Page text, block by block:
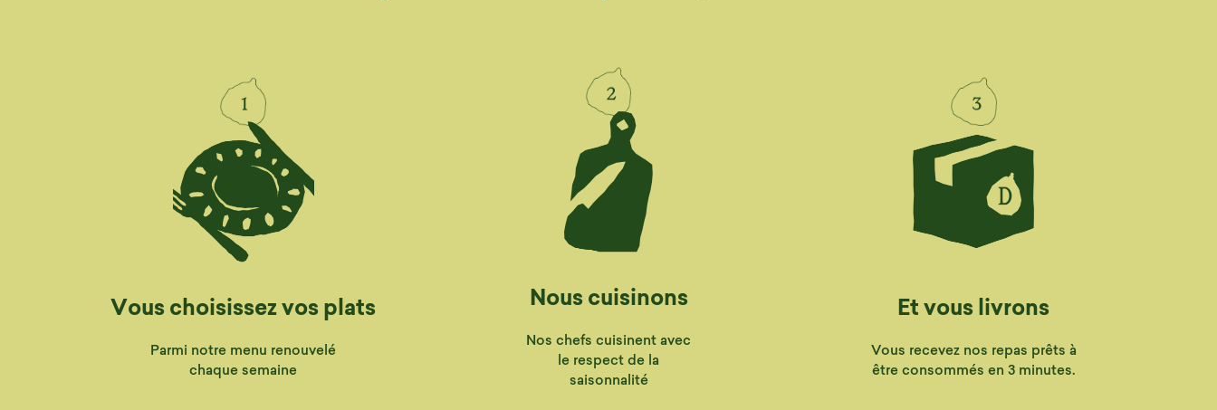
Vous choisissez vos plats
Parmi notre menu renouvelé
chaque semaine
Nous cuisinons
Nos chefs cuisinent avec
le respect de la
saisonnalité
Et vous livrons
Vous recevez nos repas prêts à
être consommés en 3 minutes.